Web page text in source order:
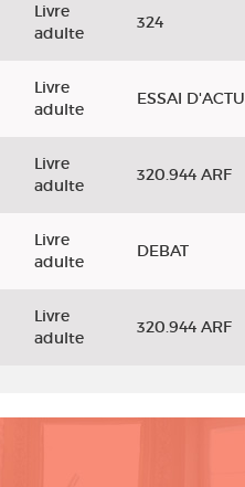
Livre
adulte
324
Livre
adulte
ESSAI D'ACTU
Livre
adulte
320.944 ARF
Livre
adulte
DEBAT
Livre
adulte
320.944 ARF